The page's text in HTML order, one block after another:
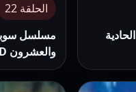
مسلسل سوبر ميرو الحلقة 21 الحادية
الحلقة 22
والعشرون HD